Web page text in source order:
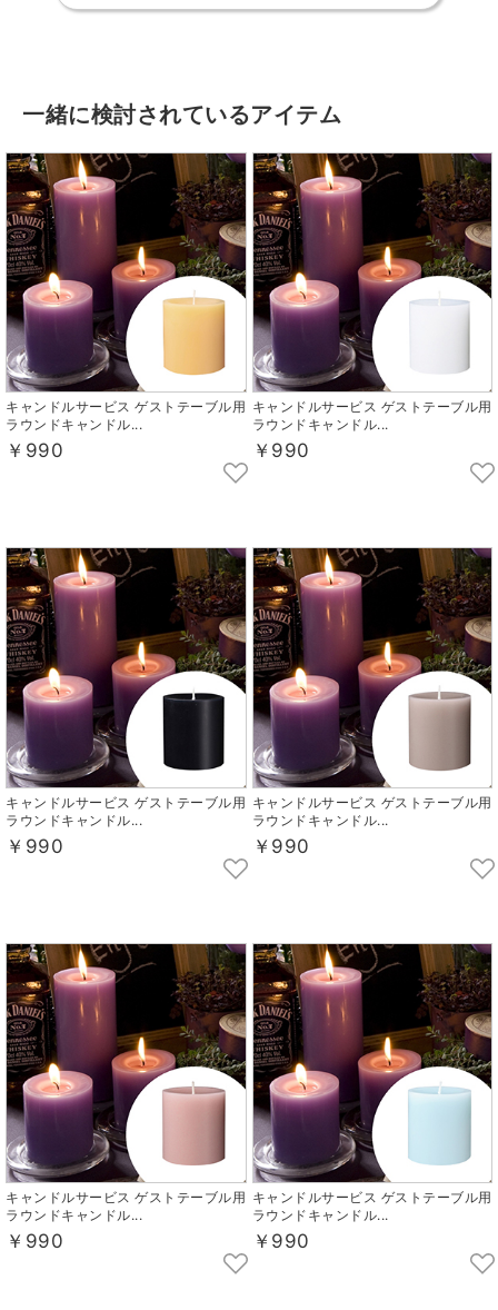
一緒に検討されているアイテム
キャンドルサービス ゲストテーブル用
ラウンドキャンドル...
￥990
キャンドルサービス ゲストテーブル用
ラウンドキャンドル...
￥990
キャンドルサービス ゲストテーブル用
ラウンドキャンドル...
￥990
キャンドルサービス ゲストテーブル用
ラウンドキャンドル...
￥990
キャンドルサービス ゲストテーブル用
ラウンドキャンドル...
￥990
キャンドルサービス ゲストテーブル用
ラウンドキャンドル...
￥990